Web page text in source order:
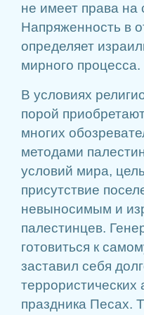
не имеет права
Напряженность в
определяет
мирного процесса.
В условиях
порой
многих
методами
условий мира,
присутствие
невыносимым и
палестинцев.
готовиться к
заставил себя
праздника Песах.